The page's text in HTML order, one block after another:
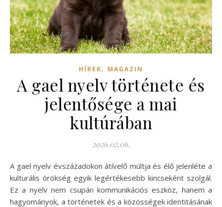
HÍREK, MAGAZIN
A gael nyelv története és
jelentősége a mai
kultúrában
2026.02.06.
A gael nyelv évszázadokon átívelő múltja és élő jelenléte a
kulturális örökség egyik legértékesebb kincseként szolgál.
Ez a nyelv nem csupán kommunikációs eszköz, hanem a
hagyományok, a történetek és a közösségek identitásának